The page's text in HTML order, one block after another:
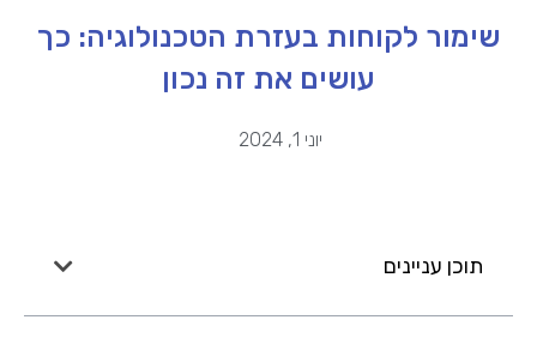
שימור לקוחות בעזרת הטכנולוגיה: כך
עושים את זה נכון
יוני 1, 2024
תוכן עניינים